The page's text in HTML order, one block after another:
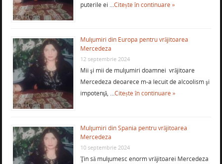
puterile ei …Citește în continuare »
Mulţumiri din Europa pentru vrăjitoarea
Mercedeza
12 septembrie 2024
Mii şi mii de mulţumiri doamnei vrăjitoare
Mercedeza deoarece m-a lecuit de alcoolism şi
impotenţă, …Citește în continuare »
Mulţumiri din Spania pentru vrăjitoarea
Mercedeza
10 septembrie 2024
Ţin să mulţumesc enorm vrăjitoarei Mercedeza